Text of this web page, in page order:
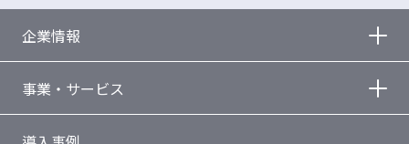
企業情報
事業・サービス